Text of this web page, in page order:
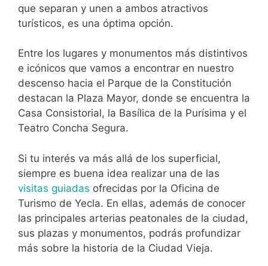
que separan y unen a ambos atractivos
turísticos, es una óptima opción.
Entre los lugares y monumentos más distintivos
e icónicos que vamos a encontrar en nuestro
descenso hacia el Parque de la Constitución
destacan la Plaza Mayor, donde se encuentra la
Casa Consistorial, la Basílica de la Purísima y el
Teatro Concha Segura.
Si tu interés va más allá de los superficial,
siempre es buena idea realizar una de las
visitas guiadas ofrecidas por la Oficina de
Turismo de Yecla. En ellas, además de conocer
las principales arterias peatonales de la ciudad,
sus plazas y monumentos, podrás profundizar
más sobre la historia de la Ciudad Vieja.